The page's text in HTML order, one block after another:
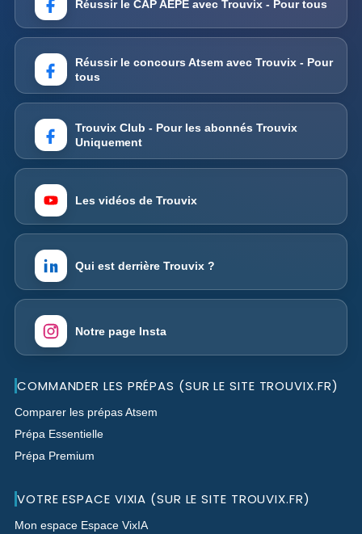
Réussir le CAP AEPE avec Trouvix - Pour tous
Réussir le concours Atsem avec Trouvix - Pour
tous
Trouvix Club - Pour les abonnés Trouvix
Uniquement
Les vidéos de Trouvix
Qui est derrière Trouvix ?
Notre page Insta
COMMANDER LES PRÉPAS (SUR LE SITE TROUVIX.FR)
Comparer les prépas Atsem
Prépa Essentielle
Prépa Premium
VOTRE ESPACE VIXIA (SUR LE SITE TROUVIX.FR)
Mon espace Espace VixIA